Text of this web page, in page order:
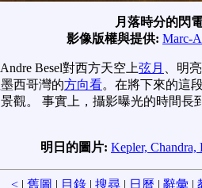
月落時分的閃
影像版權與提供: Marc-
Besel對西方天空上弦月 、明
西哥灣的方向看。在將下來的這
觀。 事實上，攝影曝光的時間長
明日的圖片: Kepler, Chandra,
<| 舊圖 | 目錄| 搜尋| 日曆 | 辭彙 |